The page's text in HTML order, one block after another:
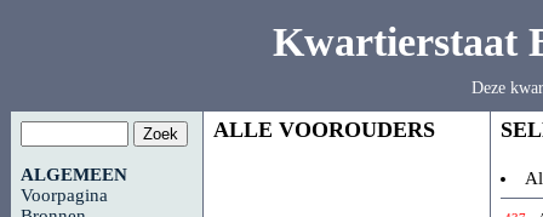
Kwartierstaat
Deze
ALGEMEEN
Voorpagina
ALLE VOOROUDERS